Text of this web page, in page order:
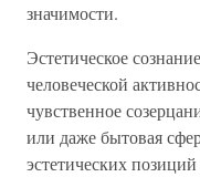
значимости.
Эстетическое
человеческой
чувственное
или даже бытовая
эстетических